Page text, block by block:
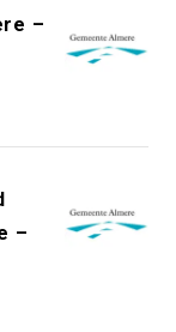
–
–